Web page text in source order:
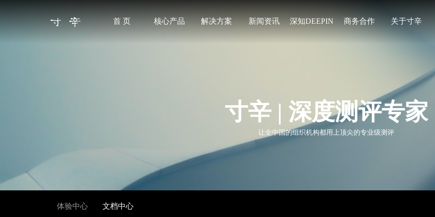
首 页 核心产品 解决方案 新闻资讯 深知DEEPIN 商务合作 关于寸辛
寸辛 | 深度测评专家
让全中国的组织机构都用上顶尖的专业级测评
体验中心 文档中心